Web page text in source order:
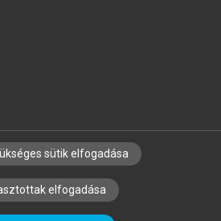
KÖNYVTÁROSOKNAK
ÉS LEKTORÁLÁSI ALAPELVEK
sütik elfogadása
elfogadása